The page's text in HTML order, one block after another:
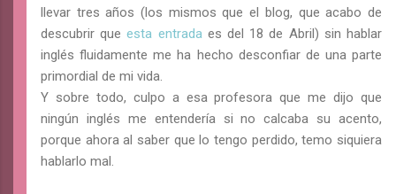
llevar tres años (los mismos que el blog, que acabo de
descubrir queesta entradaes del 18 de Abril) sin hablar
inglés fluidamente me ha hecho desconfiar de una parte
primordial de mi vida.
Y sobre todo, culpo a esa profesora que me dijo que
ningún inglés me entendería si no calcaba su acento,
porque ahora al saber que lo tengo perdido, temo siquiera
hablarlo mal.